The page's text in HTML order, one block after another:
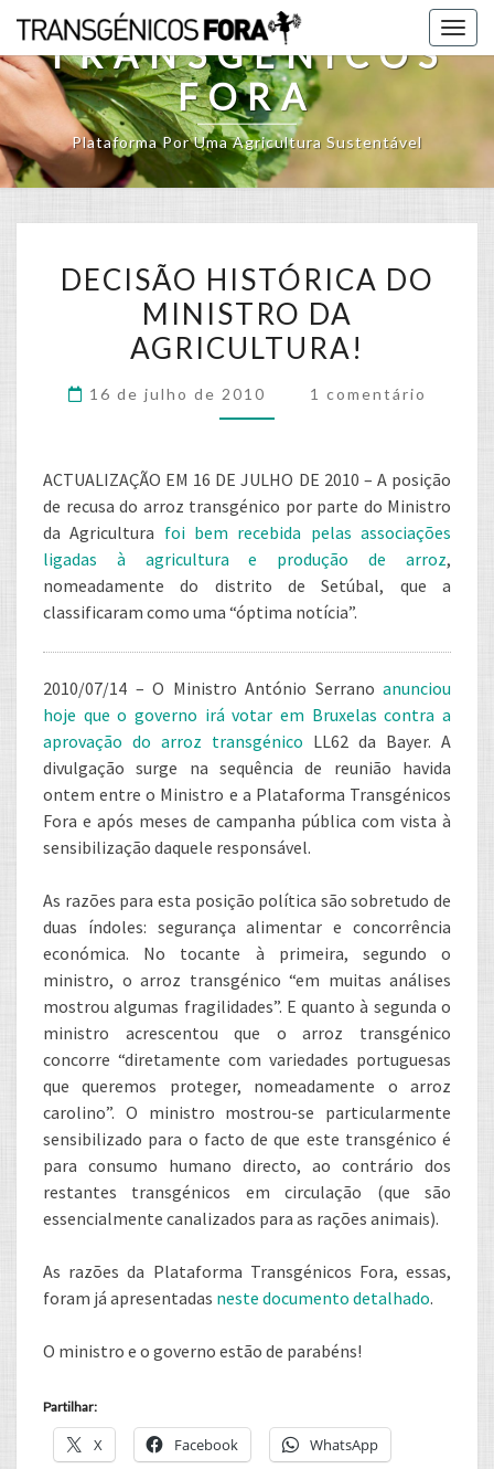
Skip
contentTRANSGÉNICOS
FORA
Plataforma Por Uma Agricultura Sustentável
HISTÓRICA
DO
MINISTRO
AGRICULTURA!
DECISÃO HISTÓRICA DO
MINISTRO DA
AGRICULTURA!
16 de julho de 2010 Comments
1 comentário
ACTUALIZAÇÃO EM 16 DE JULHO DE 2010 – A posição
de recusa do arroz transgénico por parte do Ministro
da Agricultura foi bem recebida pelas associações
ligadas à agricultura e produção de arroz,
nomeadamente do distrito de Setúbal, que a
classificaram como uma “óptima notícia”.
2010/07/14 – O Ministro António Serrano anunciou
hoje que o governo irá votar em Bruxelas contra a
aprovação do arroz transgénico LL62 da Bayer. A
divulgação surge na sequência de reunião havida
ontem entre o Ministro e a Plataforma Transgénicos
Fora e após meses de campanha pública com vista à
sensibilização daquele responsável.
As razões para esta posição política são sobretudo de
duas índoles: segurança alimentar e concorrência
económica. No tocante à primeira, segundo o
ministro, o arroz transgénico “em muitas análises
mostrou algumas fragilidades”. E quanto à segunda o
ministro acrescentou que o arroz transgénico
concorre “diretamente com variedades portuguesas
que queremos proteger, nomeadamente o arroz
carolino”. O ministro mostrou-se particularmente
sensibilizado para o facto de que este transgénico é
para consumo humano directo, ao contrário dos
restantes transgénicos em circulação (que são
essencialmente canalizados para as rações animais).
As razões da Plataforma Transgénicos Fora, essas,
foram já apresentadas neste documento detalhado.
O ministro e o governo estão de parabéns!
Partilhar:
X Facebook WhatsApp